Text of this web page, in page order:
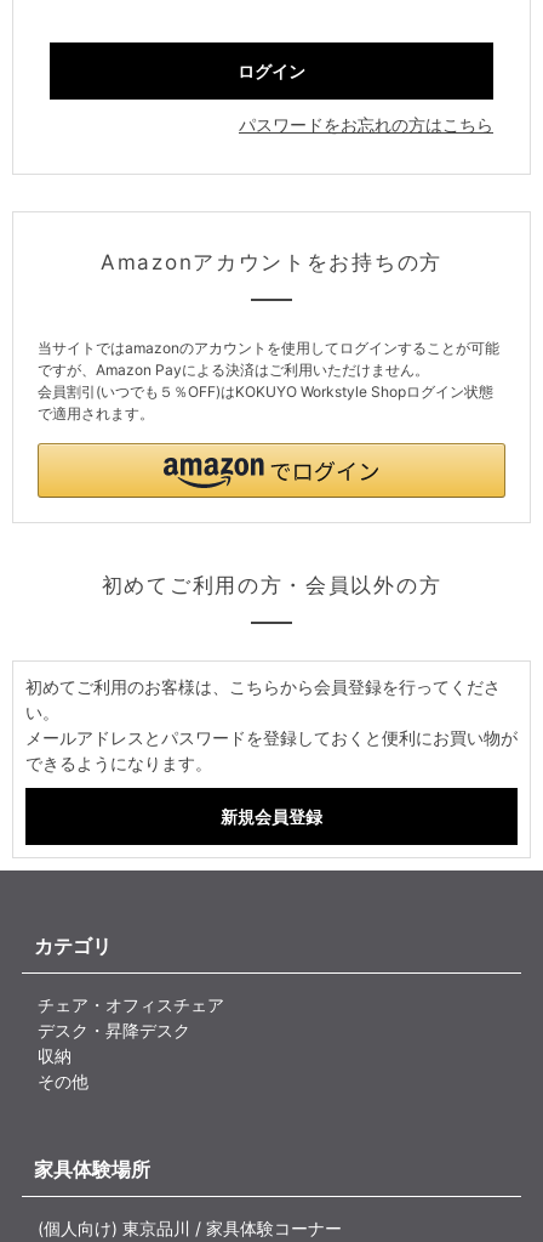
パスワードをお忘れの方はこちら
Amazonアカウントをお持ちの方
初めてご利用の方・会員以外の方
初めてご利用のお客様は、こちらから会員登録を行ってくださ
い。
メールアドレスとパスワードを登録しておくと便利にお買い物が
できるようになります。
カテゴリ
チェア・オフィスチェア
デスク・昇降デスク
収納
その他
家具体験場所
(個人向け) 東京品川 / 家具体験コーナー